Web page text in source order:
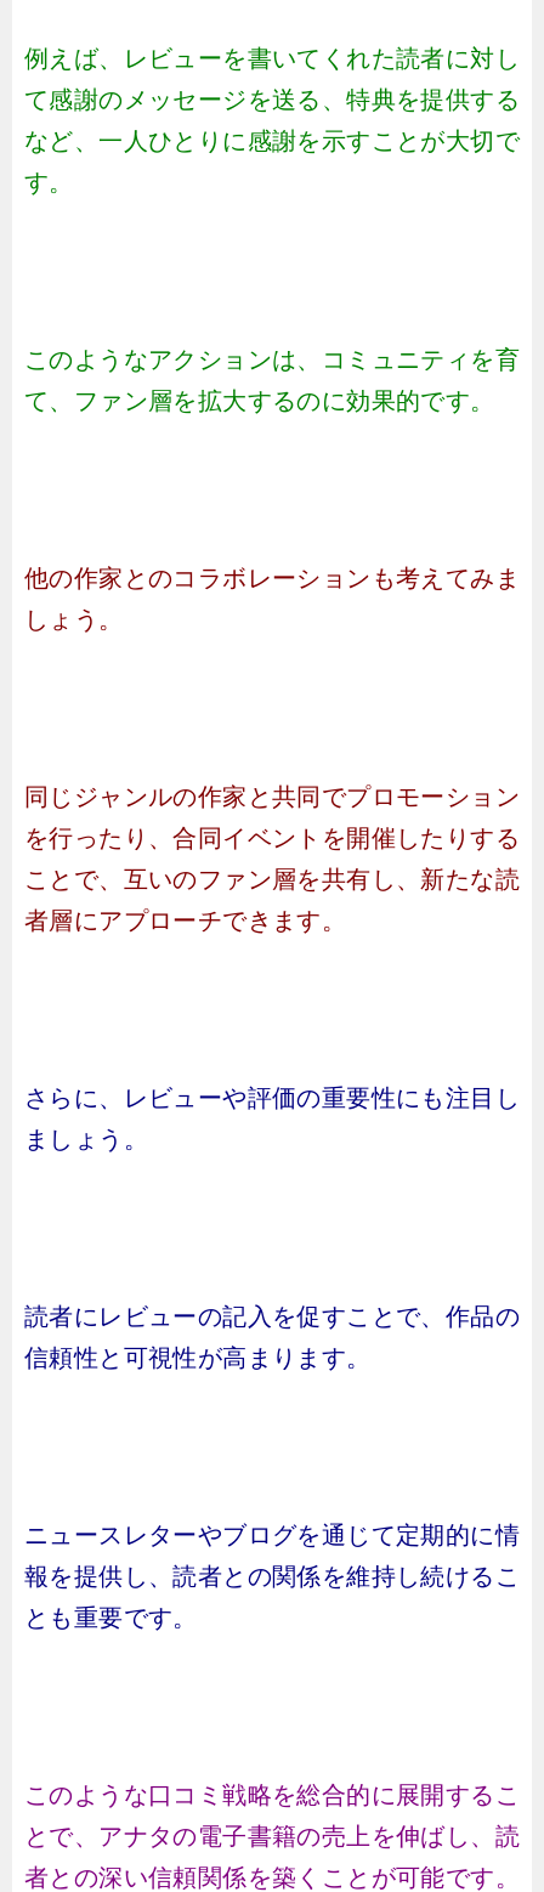
例えば、レビューを書いてくれた読者に対し
て感謝のメッセージを送る、特典を提供する
など、一人ひとりに感謝を示すことが大切で
す。
このようなアクションは、コミュニティを育
て、ファン層を拡大するのに効果的です。
他の作家とのコラボレーションも考えてみま
しょう。
同じジャンルの作家と共同でプロモーション
を行ったり、合同イベントを開催したりする
ことで、互いのファン層を共有し、新たな読
者層にアプローチできます。
さらに、レビューや評価の重要性にも注目し
ましょう。
読者にレビューの記入を促すことで、作品の
信頼性と可視性が高まります。
ニュースレターやブログを通じて定期的に情
報を提供し、読者との関係を維持し続けるこ
とも重要です。
このような口コミ戦略を総合的に展開するこ
とで、アナタの電子書籍の売上を伸ばし、読
者との深い信頼関係を築くことが可能です。